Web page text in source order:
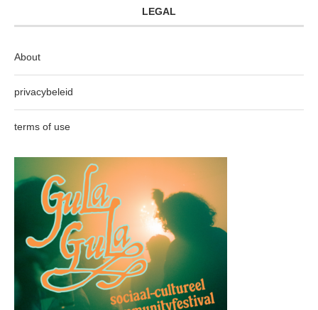
LEGAL
About
privacybeleid
terms of use